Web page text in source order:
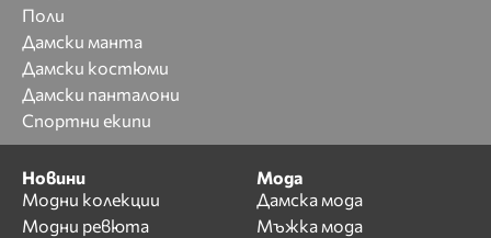
Поли
Дамски манта
Дамски костюми
Дамски панталони
Спортни екипи
Новини
Модни колекции
Модни ревюта
Мода
Дамска мода
Мъжка мода